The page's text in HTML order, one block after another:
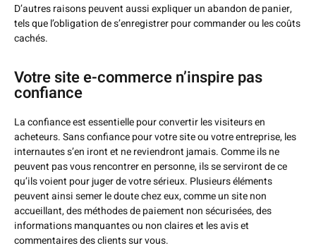
D’autres raisons peuvent aussi expliquer un abandon de panier,
tels que l’obligation de s’enregistrer pour commander ou les coûts
cachés.
Votre site e-commerce n’inspire pas
confiance
La confiance est essentielle pour convertir les visiteurs en
acheteurs. Sans confiance pour votre site ou votre entreprise, les
internautes s’en iront et ne reviendront jamais. Comme ils ne
peuvent pas vous rencontrer en personne, ils se serviront de ce
qu’ils voient pour juger de votre sérieux. Plusieurs éléments
peuvent ainsi semer le doute chez eux, comme un site non
accueillant, des méthodes de paiement non sécurisées, des
informations manquantes ou non claires et les avis et
commentaires des clients sur vous.